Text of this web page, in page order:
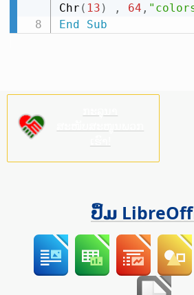
Chr ( 13 ) , 64 ,
End
Sub
ປຶ້ມ